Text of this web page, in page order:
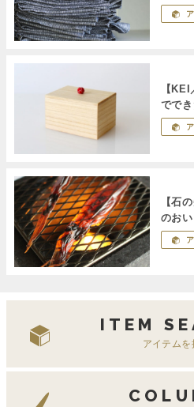
【
でで
【石
のおい
ITEM
アイテムを